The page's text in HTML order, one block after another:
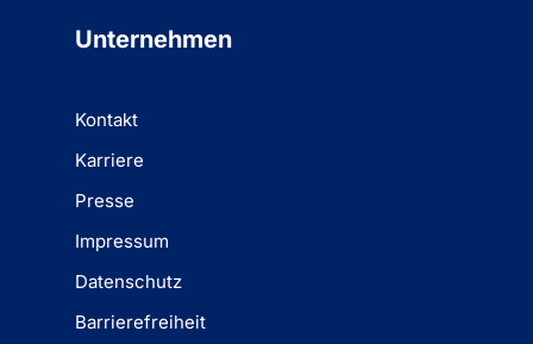
Unternehmen
Kontakt
Karriere
Presse
Impressum
Datenschutz
Barrierefreiheit